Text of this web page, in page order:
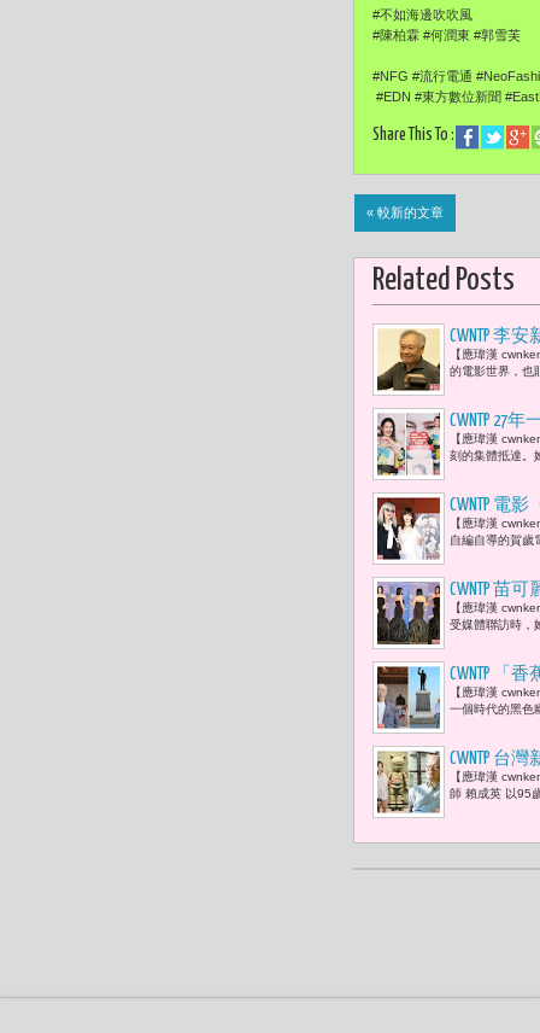
#不如海邊吹吹風
#陳柏霖 #何潤東 #郭雪芙
#NFG #流行電通
#EDN #東方數位新聞
Share This To :
« 較新的文章
Related Posts
CWNTP 李
跡「拍電
【應瑋漢
的電影世界，也
CWNTP 27
能量 溫暖
【應瑋漢
刻的集體抵達。
CWNTP 電
【應瑋漢
自編自導的賀歲
CWNTP 苗
審主席 簡
【應瑋漢
受媒體聯訪時，
CWNTP 「
生的武器
【應瑋漢
一個時代的黑色
CWNTP 台
兒媳于長
【應瑋漢
師 賴成英 以95